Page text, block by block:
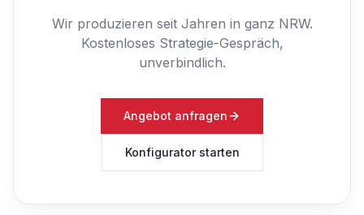
Wir produzieren seit Jahren in ganz NRW.
Kostenloses Strategie-Gespräch,
unverbindlich.
Angebot anfragen
Konfigurator starten